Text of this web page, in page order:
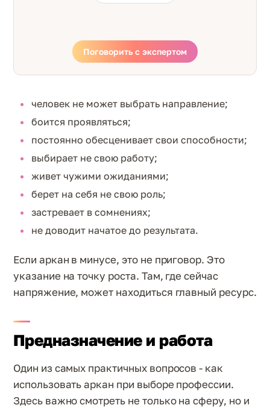
Поговорить с экспертом
человек не может выбрать направление;
боится проявляться;
постоянно обесценивает свои способности;
выбирает не свою работу;
живет чужими ожиданиями;
берет на себя не свою роль;
застревает в сомнениях;
не доводит начатое до результата.
Если аркан в минусе, это не приговор. Это
указание на точку роста. Там, где сейчас
напряжение, может находиться главный ресурс.
Предназначение и работа
Один из самых практичных вопросов - как
использовать аркан при выборе профессии.
Здесь важно смотреть не только на сферу, но и